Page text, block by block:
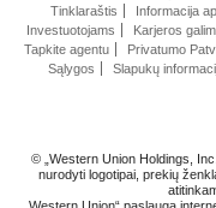
Tinklaraštis
Informacija
Investuotojams
Karjeros
Tapkite agentu
Privatumo
Sąlygos
Slapukų
© „Western Union Holdings,
nurodyti logotipai, prekių